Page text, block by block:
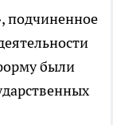
подчиненное
были